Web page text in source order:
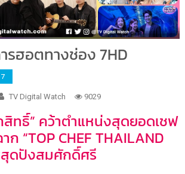
รฮอตทางช่อง 7HD
TV Digital Watch 9029
สิทธิ์” คว้าตำแหน่งสุดยอดเชฟ
ก “TOP CHEF THAILAND
สุดปังสมศักดิ์ศรี